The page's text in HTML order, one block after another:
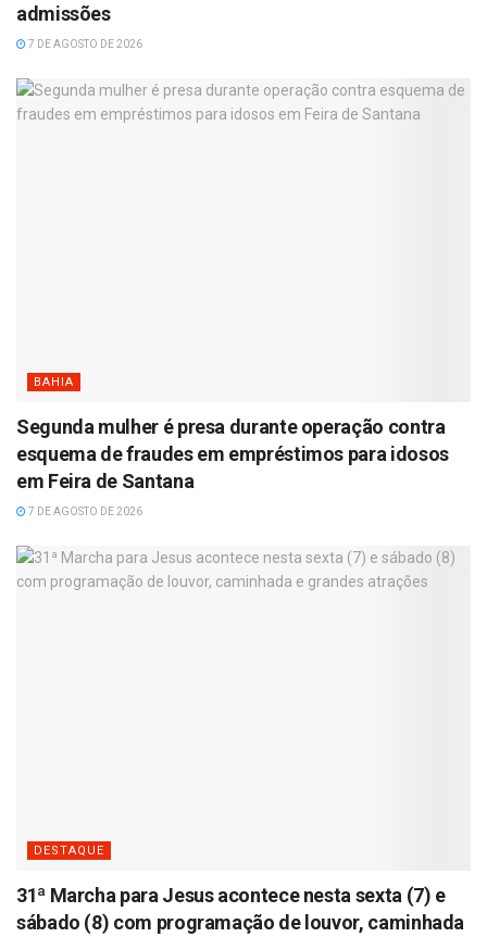
admissões
7 DE AGOSTO DE 2026
BAHIA
Segunda mulher é presa durante operação contra
esquema de fraudes em empréstimos para idosos
em Feira de Santana
7 DE AGOSTO DE 2026
DESTAQUE
31ª Marcha para Jesus acontece nesta sexta (7) e
sábado (8) com programação de louvor, caminhada